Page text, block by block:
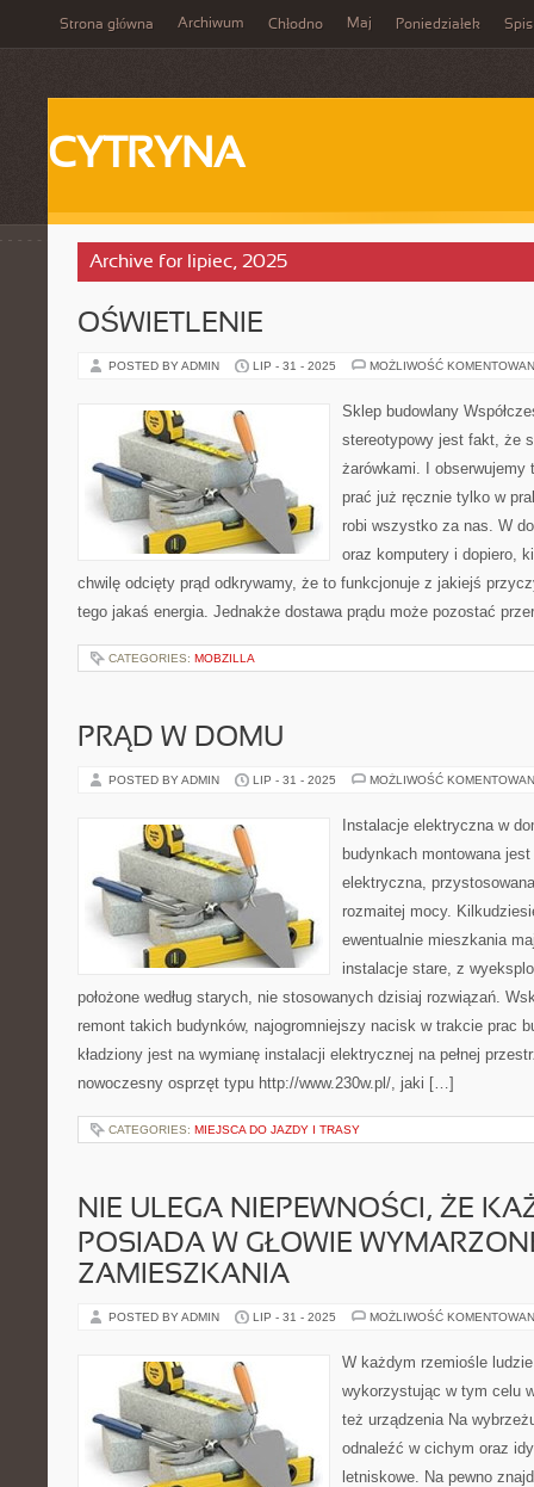
Strona główna Archiwum Chłodno Maj Poniedziałek Spis
CYTRYNA
Archive for lipiec, 2025
OŚWIETLENIE
POSTED BY ADMIN LIP - 31 - 2025 MOŻLIWOŚĆ
Sklep budowlany
stereotypowy jest fakt, że
żarówkami. I obserwujemy
prać już ręcznie tylko w
robi wszystko za nas. W
oraz komputery i dopiero,
chwilę odcięty prąd odkrywamy, że to funkcjonuje z jakiejś
tego jakaś energia. Jednakże dostawa prądu może pozostać
CATEGORIES: MOBZILLA
PRĄD W DOMU
POSTED BY ADMIN LIP - 31 - 2025 MOŻLIWOŚĆ
Instalacje elektryczna w
budynkach montowana
elektryczna,
rozmaitej mocy.
ewentualnie mieszkania
instalacje stare, z
położone według starych, nie stosowanych dzisiaj rozwiązań.
remont takich budynków, najogromniejszy nacisk w trakcie prac
kładziony jest na wymianę instalacji elektrycznej na pełnej
nowoczesny osprzęt typu http://www.230w.pl/, jaki […]
CATEGORIES: MIEJSCA DO JAZDY I TRASY
NIE ULEGA NIEPEWNOŚCI, ŻE
POSIADA W GŁOWIE
ZAMIESZKANIA
POSTED BY ADMIN LIP - 31 - 2025 MOŻLIWOŚĆ
W każdym rzemiośle
wykorzystując w tym celu
też urządzenia Na
odnaleźć w cichym oraz
letniskowe. Na pewno